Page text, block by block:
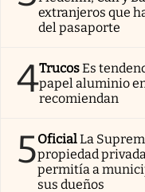
extranjeros que
del pasaporte
4TrucosEs
papel aluminio
recomiendan
5OficialLa
propiedad
permitía a
sus dueños